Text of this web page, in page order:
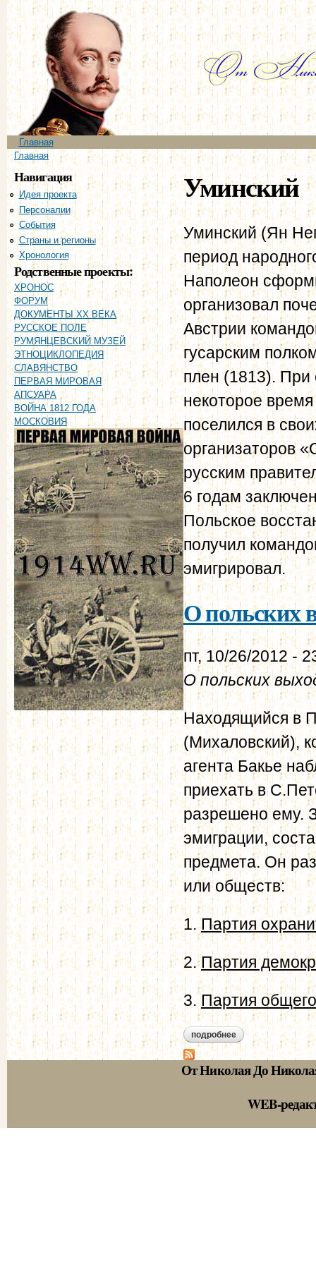
Главное меню
Главная
Вы здесь
Главная
Навигация
Идея проекта
Персоналии
События
Страны и регионы
Хронология
Родственные проекты:
ХРОНОС
ФОРУМ
ДОКУМЕНТЫ XX ВЕКА
РУССКОЕ ПОЛЕ
РУМЯНЦЕВСКИЙ МУЗЕЙ
ЭТНОЦИКЛОПЕДИЯ
СЛАВЯНСТВО
ПЕРВАЯ МИРОВАЯ
АПСУАРА
ВОЙНА 1812 ГОДА
МОСКОВИЯ
Уминский
Уминский (Ян
период
Наполеон
организовал
Австрии
гусарским
плен (1813). При
некоторое
поселился в
организаторов
русским
6 годам
Польское
получил
эмигрировал.
О польских
пт, 10/26/2012 -
О польских
Находящийся в
(Михаловский),
агента Бакье
приехать в
разрешено ему.
эмиграции,
предмета. Он
или обществ:
1.Партия
2.Партия
3.Партия
подробнее о о польских
От Николая До
WEB-